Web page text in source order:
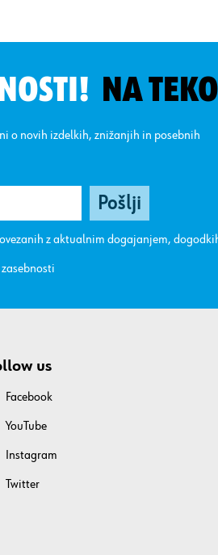
NA
o novih izdelkih, znižanjih in posebnih
z aktualnim dogajanjem,
us
Facebook
YouTube
Instagram
Twitter